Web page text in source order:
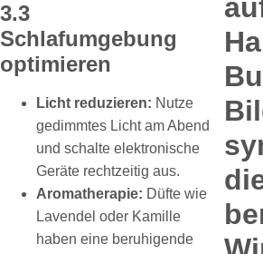
3.3
Schlafumgebung
optimieren
Licht reduzieren: Nutze
gedimmtes Licht am Abend
und schalte elektronische
Geräte rechtzeitig aus.
Aromatherapie: Düfte wie
Lavendel oder Kamille
haben eine beruhigende